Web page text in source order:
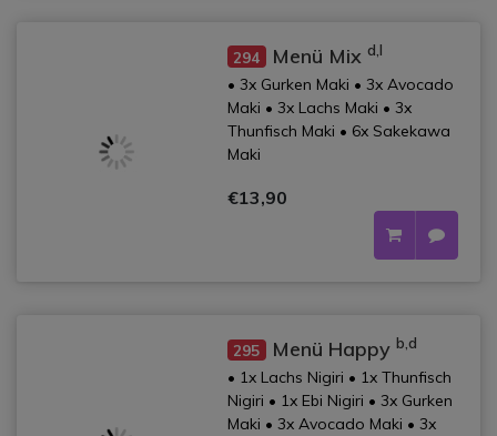
294 Menü Mix d,l
• 3x Gurken Maki • 3x Avocado
Maki • 3x Lachs Maki • 3x
Thunfisch Maki • 6x Sakekawa
Maki
€13,90
295 Menü Happy b,d
• 1x Lachs Nigiri • 1x Thunfisch
Nigiri • 1x Ebi Nigiri • 3x Gurken
Maki • 3x Avocado Maki • 3x